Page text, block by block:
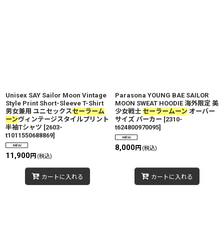
Unisex SAY Sailor Moon Vintage
Style Print Short-Sleeve T-Shirt
男女兼用 ユニセックスセーラーム
ーンヴィンテージスタイルプリント
半袖Tシャツ [2603-
t1011550688869]
11,900円 (税込)
カートに入れる
Parasona YOUNG BAE SAILOR
MOON SWEAT HOODIE 海外限定 美
少女戦士 セーラームーン オーバー
サイズ パーカー [2310-
t624800970095]
8,000円 (税込)
カートに入れる